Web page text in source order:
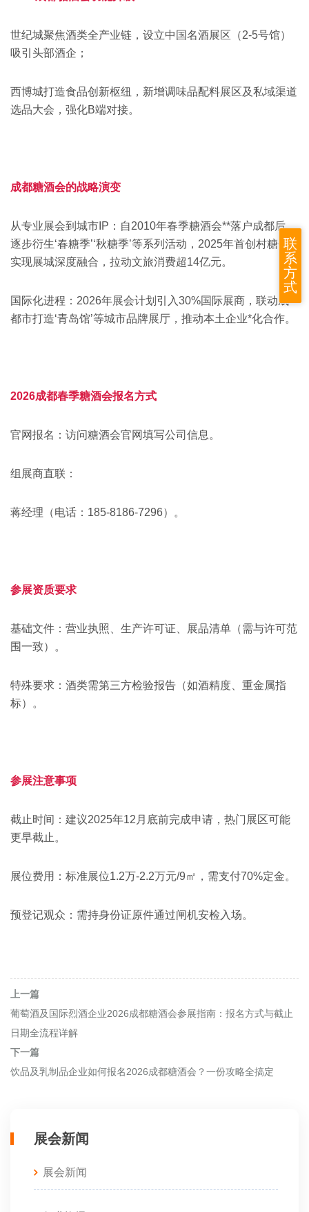
世纪城聚焦酒类全产业链，设立‌中国名酒展区（2-5号馆）
吸引头部酒企；
西博城打造食品创新枢纽，新增‌调味品配料展区及‌私域渠道
选品大会，强化B端对接。‌‌
成都糖酒会的战略演变
‌从专业展会到城市IP‌：自2010年春季糖酒会**落户成都后，
逐步衍生‘‌春糖季’‘‌秋糖季’等系列活动，2025年首创村糖会
实现展城深度融合，拉动文旅消费超14亿元。‌‌
‌国际化进程‌：2026年展会计划引入30%国际展商，联动成
都市打造‘‌青岛馆’等城市品牌展厅，推动本土企业*化合作。‌‌
2026成都春季糖酒会报名方式
官网报名‌：访问糖酒会官网填写公司信息‌。
组展商直联‌：
蒋经理（电话：185-8186-7296）‌。
参展资质要求
基础文件‌：营业执照、生产许可证、展品清单（需与许可范
围一致）‌。
特殊要求‌：酒类需第三方检验报告（如酒精度、重金属指
标）‌。
参展注意事项
截止时间‌：建议2025年12月底前完成申请，热门展区可能
更早截止‌。
展位费用‌：标准展位1.2万-2.2万元/9㎡，需支付70%定金‌。
预登记观众‌：需持身份证原件通过闸机安检入场‌。
上一篇
葡萄酒及国际烈酒企业2026成都糖酒会参展指南：报名方式与截止
日期全流程详解
下一篇
饮品及乳制品企业如何报名2026成都糖酒会？一份攻略全搞定
展会新闻
展会新闻
联
系
方
式